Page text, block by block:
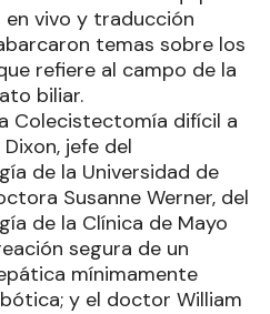
vivo y traducción
temas sobre los
refiere al campo de la
biliar.
Colecistectomía difícil a
jefe del
de la Universidad de
Susanne Werner, del
de la Clínica de Mayo
segura de un
mínimamente
y el doctor William